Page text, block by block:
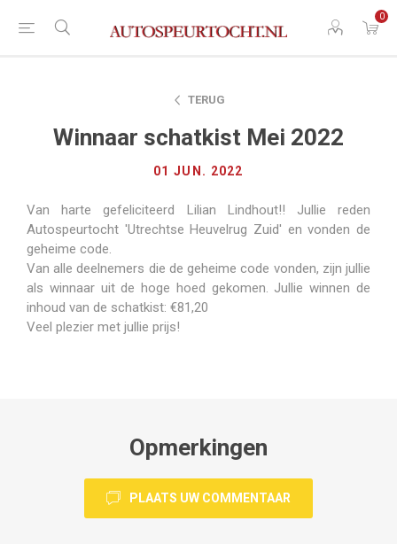
0
TERUG
Winnaar schatkist Mei 2022
01 JUN. 2022
Van harte gefeliciteerd Lilian Lindhout!! Jullie reden
Autospeurtocht 'Utrechtse Heuvelrug Zuid' en vonden de
geheime code.
Van alle deelnemers die de geheime code vonden, zijn jullie
als winnaar uit de hoge hoed gekomen. Jullie winnen de
inhoud van de schatkist: €81,20
Veel plezier met jullie prijs!
Opmerkingen
PLAATS UW COMMENTAAR